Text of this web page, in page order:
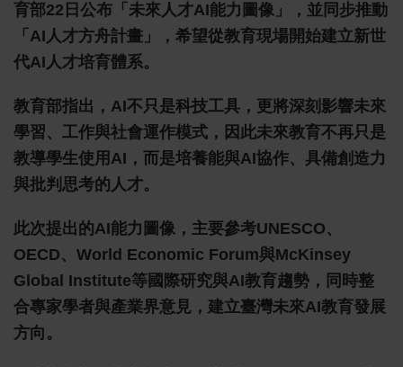
育部22日公布「未來人才AI能力圖像」，並同步推動
「AI人才方舟計畫」，希望從教育現場開始建立新世
代AI人才培育體系。
教育部指出，AI不只是科技工具，更將深刻影響未來
學習、工作與社會運作模式，因此未來教育不再只是
教導學生使用AI，而是培養能與AI協作、具備創造力
與批判思考的人才。
此次提出的AI能力圖像，主要參考UNESCO、
OECD、World Economic Forum與McKinsey
Global Institute等國際研究與AI教育趨勢，同時整
合專家學者與產業界意見，建立臺灣未來AI教育發展
方向。